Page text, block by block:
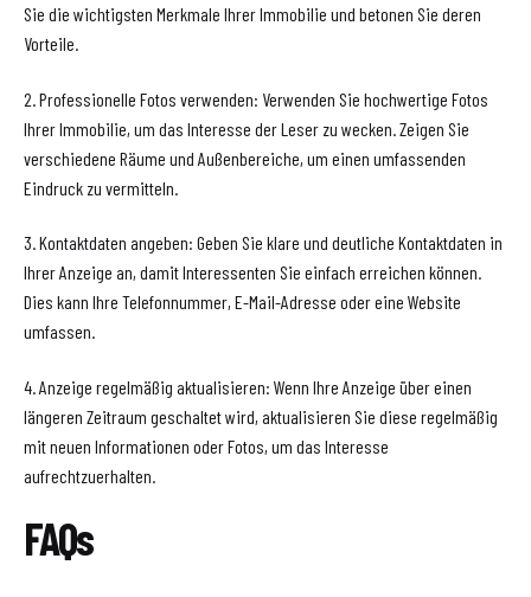
Sie die wichtigsten Merkmale Ihrer Immobilie und betonen Sie deren
Vorteile.
2. Professionelle Fotos verwenden: Verwenden Sie hochwertige Fotos
Ihrer Immobilie, um das Interesse der Leser zu wecken. Zeigen Sie
verschiedene Räume und Außenbereiche, um einen umfassenden
Eindruck zu vermitteln.
3. Kontaktdaten angeben: Geben Sie klare und deutliche Kontaktdaten in
Ihrer Anzeige an, damit Interessenten Sie einfach erreichen können.
Dies kann Ihre Telefonnummer, E-Mail-Adresse oder eine Website
umfassen.
4. Anzeige regelmäßig aktualisieren: Wenn Ihre Anzeige über einen
längeren Zeitraum geschaltet wird, aktualisieren Sie diese regelmäßig
mit neuen Informationen oder Fotos, um das Interesse
aufrechtzuerhalten.
FAQs